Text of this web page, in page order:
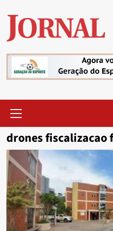
content
Menu
drones fiscalizacao